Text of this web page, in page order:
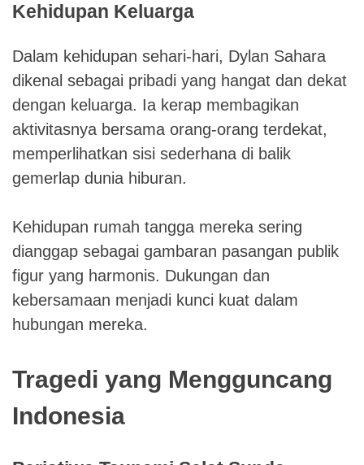
Kehidupan Keluarga
Dalam kehidupan sehari-hari, Dylan Sahara
dikenal sebagai pribadi yang hangat dan dekat
dengan keluarga. Ia kerap membagikan
aktivitasnya bersama orang-orang terdekat,
memperlihatkan sisi sederhana di balik
gemerlap dunia hiburan.
Kehidupan rumah tangga mereka sering
dianggap sebagai gambaran pasangan publik
figur yang harmonis. Dukungan dan
kebersamaan menjadi kunci kuat dalam
hubungan mereka.
Tragedi yang Mengguncang
Indonesia